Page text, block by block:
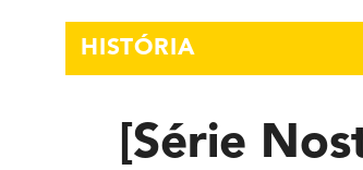
HISTÓRIA
[Série